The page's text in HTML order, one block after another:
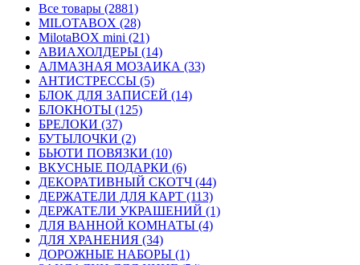
Все товары (2881)
MILOTABOX (28)
MilotaBOX mini (21)
АВИАХОЛДЕРЫ (14)
АЛМАЗНАЯ МОЗАИКА (33)
АНТИСТРЕССЫ (5)
БЛОК ДЛЯ ЗАПИСЕЙ (14)
БЛОКНОТЫ (125)
БРЕЛОКИ (37)
БУТЫЛОЧКИ (2)
БЬЮТИ ПОВЯЗКИ (10)
ВКУСНЫЕ ПОДАРКИ (6)
ДЕКОРАТИВНЫЙ СКОТЧ (44)
ДЕРЖАТЕЛИ ДЛЯ КАРТ (113)
ДЕРЖАТЕЛИ УКРАШЕНИЙ (1)
ДЛЯ ВАННОЙ КОМНАТЫ (4)
ДЛЯ ХРАНЕНИЯ (34)
ДОРОЖНЫЕ НАБОРЫ (1)